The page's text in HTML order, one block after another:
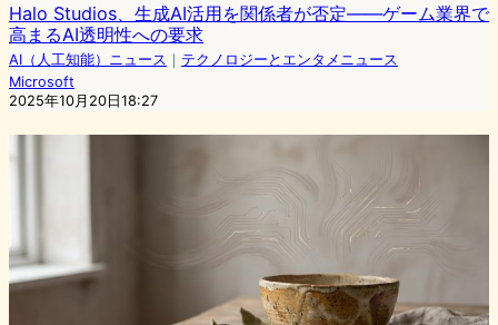
Halo Studios、生成AI活用を関係者が否定――ゲーム業界で
高まるAI透明性への要求
AI（人工知能）ニュース ｜ テクノロジーとエンタメニュース
Microsoft
2025年10月20日18:27